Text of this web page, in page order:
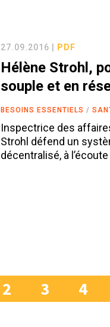
27.09.2016 | PDF
Hélène Strohl,
souple et en
BESOINS ESSENTIELS
Inspectrice des
Strohl défend un
décentralisé, à
2 3 4